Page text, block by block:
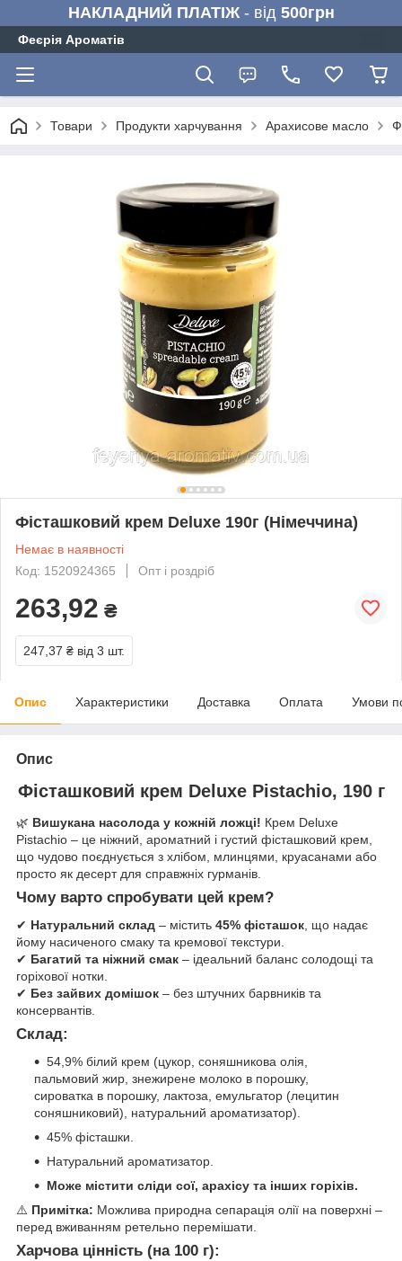
НАКЛАДНИЙ ПЛАТІЖ- від 500грн
Феєрія Ароматів
Товари Продукти харчування Арахисове масло
Фісташковий крем Deluxe 190г (Німеччина)
Немає в наявності
Код: 1520924365
Опт і роздріб
263,92 ₴
247,37 ₴ від 3 шт.
Опис Характеристики Доставка Оплата Умови
Опис
Фісташковий крем Deluxe Pistachio, 190 г
🌿 Вишукана насолода у кожній ложці! Крем Deluxe
Pistachio – це ніжний, ароматний і густий фісташковий крем,
що чудово поєднується з хлібом, млинцями, круасанами або
просто як десерт для справжніх гурманів.
Чому варто спробувати цей крем?
✔ Натуральний склад – містить 45% фісташок, що надає
йому насиченого смаку та кремової текстури.
✔ Багатий та ніжний смак – ідеальний баланс солодощі та
горіхової нотки.
✔ Без зайвих домішок – без штучних барвників та
консервантів.
Склад:
54,9% білий крем (цукор, соняшникова олія,
пальмовий жир, знежирене молоко в порошку,
сироватка в порошку, лактоза, емульгатор (лецитин
соняшниковий), натуральний ароматизатор).
45% фісташки.
Натуральний ароматизатор.
Може містити сліди сої, арахісу та інших горіхів.
⚠️ Примітка: Можлива природна сепарація олії на поверхні –
перед вживанням ретельно перемішати.
Харчова цінність (на 100 г):